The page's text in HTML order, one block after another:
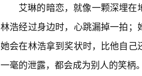
艾琳的暗恋，就像一颗深埋
林浩经过身边时，心跳漏掉一拍；
她会在林浩拿到奖状时，比他自
一毫的泄露，都会成为别人的笑柄。